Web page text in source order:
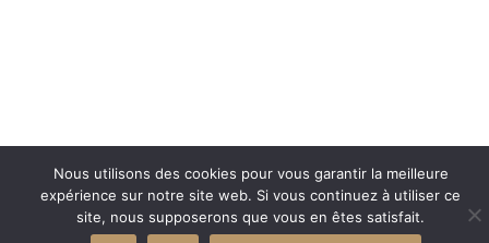
Nous utilisons des cookies pour vous garantir la meilleure
expérience sur notre site web. Si vous continuez à utiliser ce
site, nous supposerons que vous en êtes satisfait.